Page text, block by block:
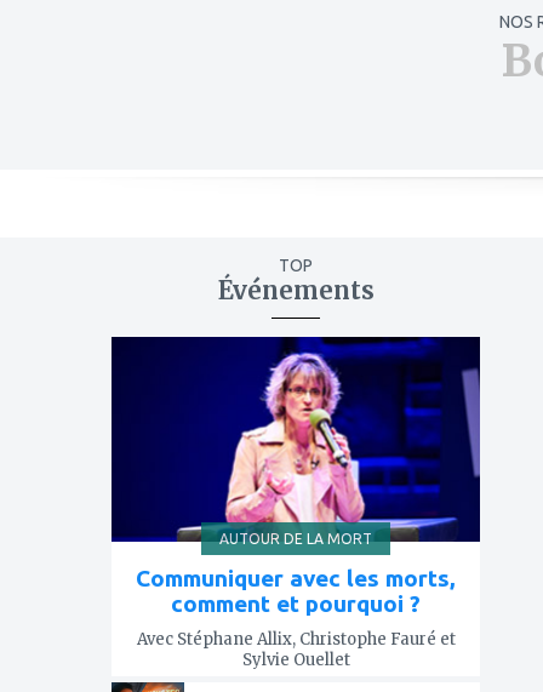
NOS
TOP
Événements
AUTOUR DE LA MORT
Communiquer avec les morts,
comment et pourquoi ?
Avec Stéphane Allix, Christophe Fauré et
Sylvie Ouellet